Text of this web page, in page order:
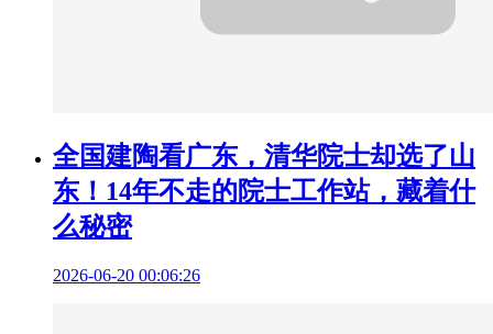
全国建陶看广东，清华院士却选了山
东！14年不走的院士工作站，藏着什
么秘密
2026-06-20 00:06:26